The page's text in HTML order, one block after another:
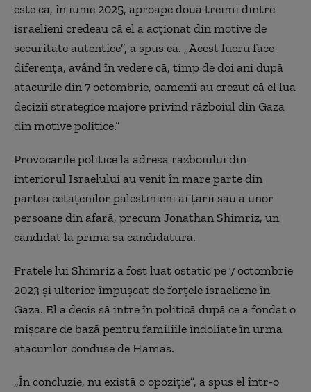
este că, în iunie 2025, aproape două treimi dintre
israelieni credeau că el a acționat din motive de
securitate autentice”, a spus ea. „Acest lucru face
diferența, având în vedere că, timp de doi ani după
atacurile din 7 octombrie, oamenii au crezut că el lua
decizii strategice majore privind războiul din Gaza
din motive politice.”
Provocările politice la adresa războiului din
interiorul Israelului au venit în mare parte din
partea cetățenilor palestinieni ai țării sau a unor
persoane din afară, precum Jonathan Shimriz, un
candidat la prima sa candidatură.
Fratele lui Shimriz a fost luat ostatic pe 7 octombrie
2023 și ulterior împușcat de forțele israeliene în
Gaza. El a decis să intre în politică după ce a fondat o
mișcare de bază pentru familiile îndoliate în urma
atacurilor conduse de Hamas.
„În concluzie, nu există o opoziție”, a spus el într-o